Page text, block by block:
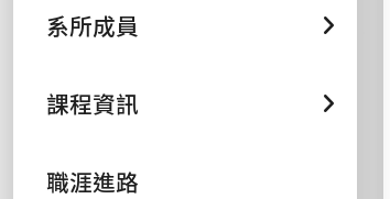
系所成員
課程資訊
職涯進路